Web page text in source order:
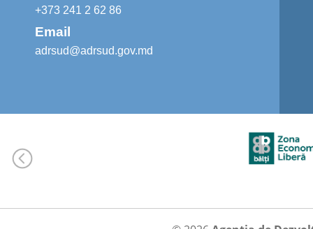
+373 241 2 62 86
Email
adrsud@adrsud.gov.md